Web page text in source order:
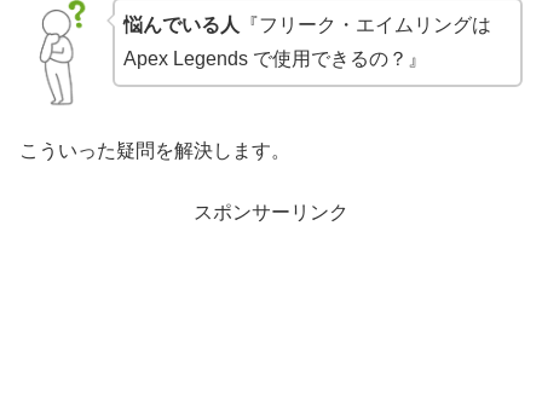
悩んでいる人 『フリーク・エイムリングは
Apex Legends で使用できるの？』
こういった疑問を解決します。
スポンサーリンク